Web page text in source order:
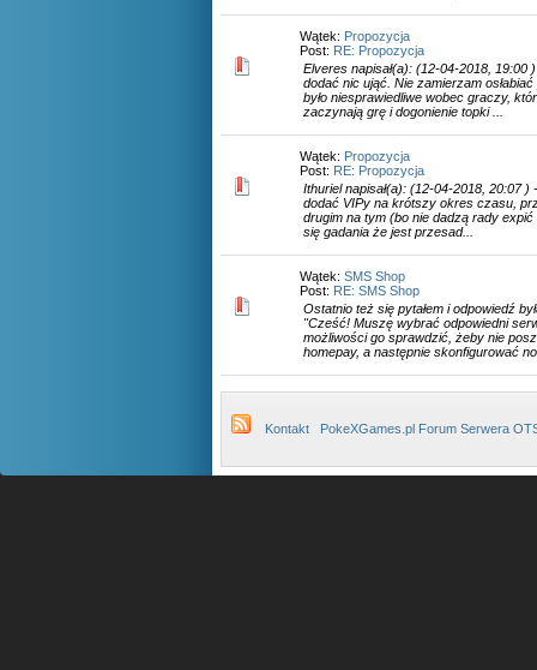
Wątek: Propozycja
Post: RE: Propozycja
Elveres napisał(a): (12-04-2018, 19:00
dodać nic ująć. Nie zamierzam
było niesprawiedliwe wobec graczy,
zaczynają grę i dogonienie topki ...
Wątek: Propozycja
Post: RE: Propozycja
Ithuriel napisał(a): (12-04-2018, 20:07 )
dodać VIPy na krótszy okres czasu,
drugim na tym (bo nie dadzą rady
się gadania że jest przesad...
Wątek: SMS Shop
Post: RE: SMS Shop
Ostatnio też się pytałem i odpowiedź
"Cześć! Muszę wybrać odpowiedni
możliwości go sprawdzić, żeby nie
homepay, a następnie skonfigurować
Kontakt PokeXGames.pl Forum Serwera